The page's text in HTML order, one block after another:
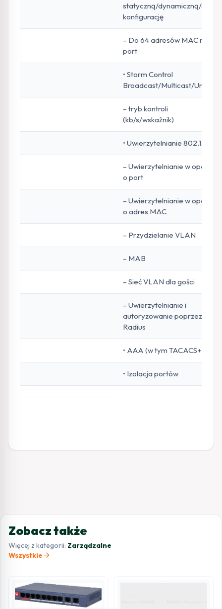
statyczną/dynamiczną/stałą
konfigurację
– Do 64 adresów MAC na
port
• Storm Control
Broadcast/Multicast/Unicast
– tryb kontroli
(kb/s/wskaźnik)
• Uwierzytelnianie 802.1X
– Uwierzytelnianie w oparciu
o port
– Uwierzytelnianie w oparciu
o adres MAC
– Przydzielanie VLAN
– MAB
– Sieć VLAN dla gości
– Uwierzytelnianie i
autoryzowanie poprzez
Radius
• AAA (w tym TACACS+)
• Izolacja portów
Zobacz także
Więcej z kategorii: Zarządzalne
Wszystkie arrow_forward